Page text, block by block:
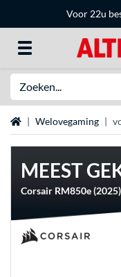
Voor 22u
HomeWelovegaming
MEEST
Corsair RM850e